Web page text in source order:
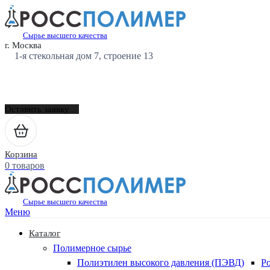
Сырье высшего качества
г. Москва
1-я стекольная дом 7, строение 13
Оставить заявку
Корзина
0 товаров
Сырье высшего качества
Меню
Каталог
Полимерное сырье
Полиэтилен высокого давления (ПЭВД)